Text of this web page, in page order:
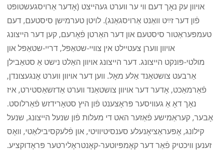
אויוון עק נאָך דעם ווי ער ווערט געהייצט (אָדער אַרויסגעשטופּט
פֿון דער זײַט וואַנט אַרויסגאַנג). לויטן טערמישן סיסטעם, דעם
טעמפּעראַטור סיסטעם און דער האַרטן פֿאָרעם, קען דער הייצונג
אויוון ווערן צעטיילט אין צוויי-שטאַפּל, דריי-שטאַפּל און
מולטי-פּונקט הייצונג. דער הייצונג אויוון האַלט נישט אַ סטאַבילן
אַרבעט צושטאַנד אַלע מאָל. ווען דער אויוון ווערט אָנגעצונדן,
פֿאַרמאַכט, אָדער דער אויוון צושטאַנד ווערט אַדזשאַסטירט, איז
נאָך דאָ אַ געוויסער פּראָצענט פֿון היץ סטאָרידזש פֿאַרלוסט.
אָבער, קעראַמישע פֿאַזער האט די מעלות פֿון שנעל הייצונג, שנעל
קילונג, אָפּעראַציאָנעלע סענסיטיוויטי, און פֿלעקסיבילאַטי, וואָס
זענען וויכטיק פֿאַר דער קאָמפּיוטער-קאָנטראָלירטער פּראָדוקציע.